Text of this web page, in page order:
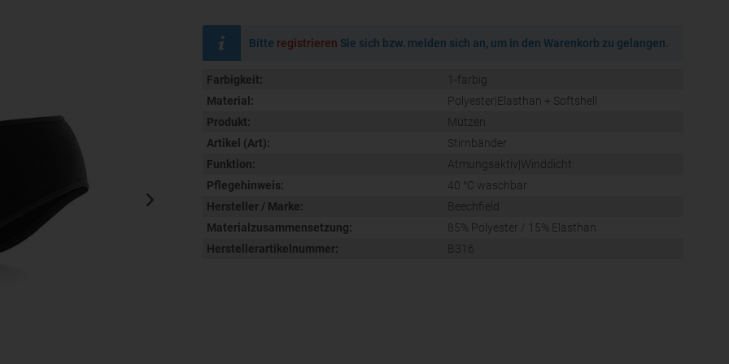
Bitte registrieren Sie sich bzw. melden sich an, um in den Warenkorb zu gelangen.
Farbigkeit:
1-farbig
Material:
Polyester|Elasthan + Softshell
Produkt:
Mützen
Artikel (Art):
Stirnbänder
Funktion:
Atmungsaktiv|Winddicht
Pflegehinweis:
40 °C waschbar
Hersteller / Marke:
Beechfield
Materialzusammensetzung:
85% Polyester / 15% Elasthan
Herstellerartikelnummer:
B316